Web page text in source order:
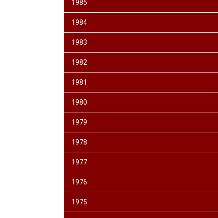
1985
1984
1983
1982
1981
1980
1979
1978
1977
1976
1975